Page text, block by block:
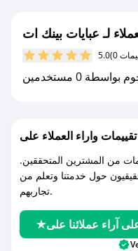
كل مشترياتك مع
لـ عبايات بينك ات
5.0
من المشترين المتحققين.
حول خدمتنا وتعلم من
تجاربهم.